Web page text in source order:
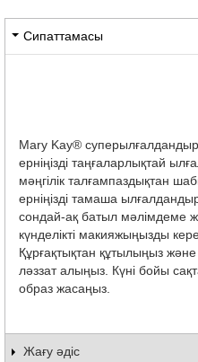
Сипаттамасы
Mary Kay®
ерніңізді таңғаларлықтай
мәңгілік талғампаздықтан
ерніңізді тамаша
сондай-ақ батыл мәлімдеме
күнделікті макияжыңызды
Құрғақтықтан құтылыңыз
ләззат алыңыз. Күні бойы
образ жасаңыз.
Жағу әдіс